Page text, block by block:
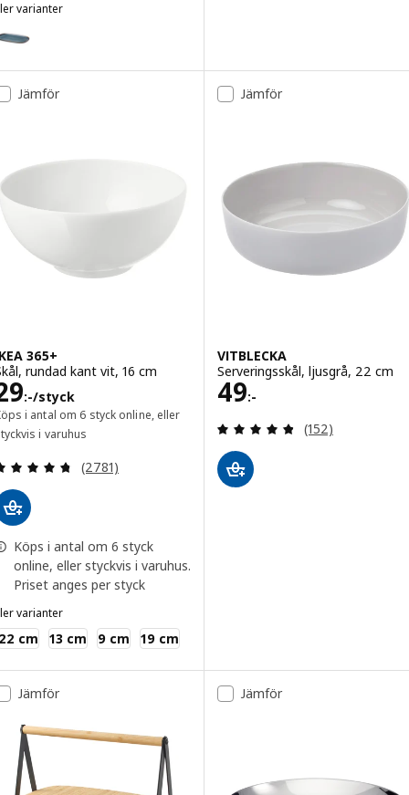
varianter
GLADELIG, Tallrik, blå, 31x19 cm
GLADELIG, Tallrik, mörkgrå, 31x19 cm
Jämför
365+
rundad kant vit, 16 cm
:-/styck
29:-/styck
i antal om 6 styck online, eller
i varuhus
Recensera: 4.7 utav 5 stjärnor. Totalt antal
(2781)
Köps i antal om 6 styck
online, eller styckvis i varuhus.
Priset anges per styck
varianter
365+
cm 13 cm 9 cm 19 cm
Jämför
VITBLECKA
Serveringsskål, ljusgrå, 22 cm
49:-
Pris 49:-
Recensera:
(152)
Jämför Jämför